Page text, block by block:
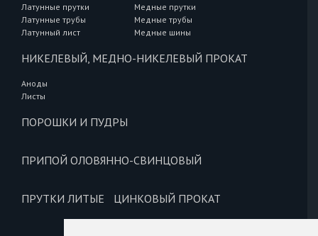
Латунные прутки
Латунные трубы
Латунный лист
Медные прутки
Медные трубы
Медные шины
НИКЕЛЕВЫЙ, МЕДНО-НИКЕЛЕВЫЙ ПРОКАТ
Аноды
Листы
ПОРОШКИ И ПУДРЫ
ПРИПОЙ ОЛОВЯННО-СВИНЦОВЫЙ
ПРУТКИ ЛИТЫЕ ЦИНКОВЫЙ ПРОКАТ